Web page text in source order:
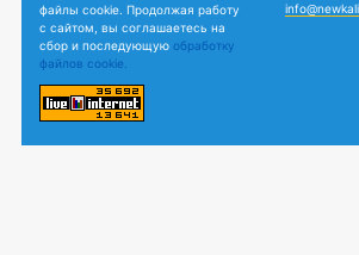
файлы cookie. Продолжая работу
с сайтом, вы соглашаетесь на
сбор и последующую обработку
файлов cookie.